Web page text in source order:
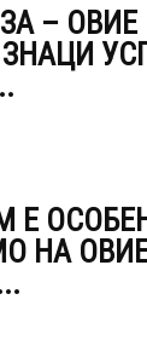
– ОВИЕ
Е
НА